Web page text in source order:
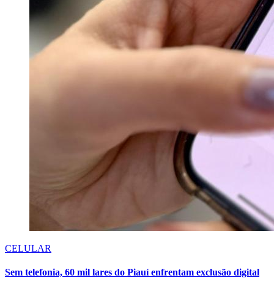
CELULAR
Sem telefonia, 60 mil lares do Piauí enfrentam exclusão digital